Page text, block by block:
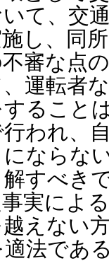
て、交
し、同
審な点
運転者
ること
われ、
ならな
すべき
実によ
えない
法であ